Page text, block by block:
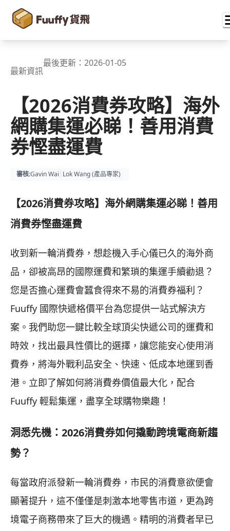
最新資訊
最後更新： 2026-01-05
【2026消費券攻略】海外
網購集運必睇！善用消費
券慳盡運費
審核:Gavin Wai | Lok Wang (產品專家)
【2026消費券攻略】海外網購集運必睇！善用
消費券慳盡運費
收到新一輪消費券，想趁機入手心儀已久的海外商
品，卻被高昂的國際運費和繁瑣的集運手續勸退？
您是否擔心運費會蠶食得來不易的消費券福利？
Fuuffy 國際快遞格價平台為您提供一站式解決方
案。我們助您一鍵比較全球頂尖快遞公司的運費和
時效，找出最具性價比的選擇，讓您能安心使用消
費券，將海外戰利品安全、快速、低成本地運到香
港。立即了解如何將消費券價值最大化，配合
Fuuffy 輕鬆集運，盡享全球購物樂趣！
洞悉先機：2026消費券如何撬動跨境電商新趨
勢？
每當政府派發新一輪消費券，市民的消費意欲便會
顯著提升，這不僅僅是刺激本地零售市道，更為跨
境電子商務帶來了巨大的機遇。精明的消費者早已